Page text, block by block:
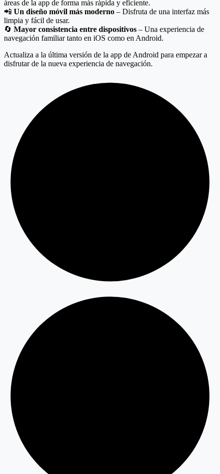
áreas de la app de forma más rápida y eficiente.
📲 Un diseño móvil más moderno – Disfruta de una interfaz más
limpia y fácil de usar.
🔄 Mayor consistencia entre dispositivos – Una experiencia de
navegación familiar tanto en iOS como en Android.
Actualiza a la última versión de la app de Android para empezar a
disfrutar de la nueva experiencia de navegación.